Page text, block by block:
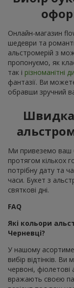
Онлайн-магазин
шедеври та
альстромерій з
пропонуємо, як
так і різноманітні
фантазії. Ви
обравши зручний
Швидка
Ми привеземо ваш
протягом кількох
потрібну дату та
часи. Букет з
святкові дні.
FAQ
Які кольори
Черневці?
У нашому
вибір відтінків.
червоні,
вражають своєю